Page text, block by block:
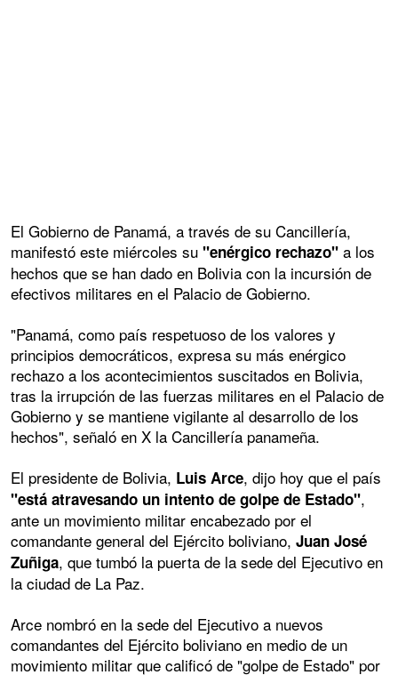
El Gobierno de Panamá, a través de su Cancillería,
manifestó este miércoles su "enérgico rechazo" a los
hechos que se han dado en Bolivia con la incursión de
efectivos militares en el Palacio de Gobierno.
"Panamá, como país respetuoso de los valores y
principios democráticos, expresa su más enérgico
rechazo a los acontecimientos suscitados en Bolivia,
tras la irrupción de las fuerzas militares en el Palacio de
Gobierno y se mantiene vigilante al desarrollo de los
hechos", señaló en X la Cancillería panameña.
El presidente de Bolivia, Luis Arce, dijo hoy que el país
"está atravesando un intento de golpe de Estado",
ante un movimiento militar encabezado por el
comandante general del Ejército boliviano, Juan José
Zuñiga, que tumbó la puerta de la sede del Ejecutivo en
la ciudad de La Paz.
Arce nombró en la sede del Ejecutivo a nuevos
comandantes del Ejército boliviano en medio de un
movimiento militar que calificó de "golpe de Estado" por